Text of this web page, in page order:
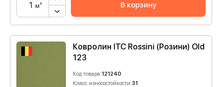
м² В корзину
Ковролин ITC Rossini (Розини) Old
123
Код товара:121240
Класс износостойкости:31